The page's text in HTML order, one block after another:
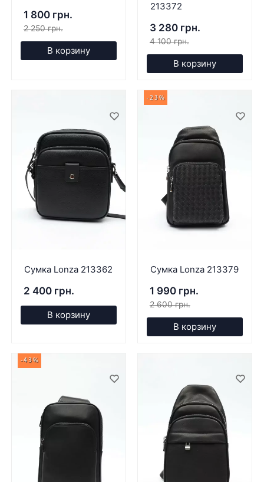
1 800 грн.
2 250 грн.
В корзину
213372
3 280 грн.
4 100 грн.
В корзину
Сумка Lonza 213362
2 400 грн.
В корзину
-23%
Сумка Lonza 213379
1 990 грн.
2 600 грн.
В корзину
-43%